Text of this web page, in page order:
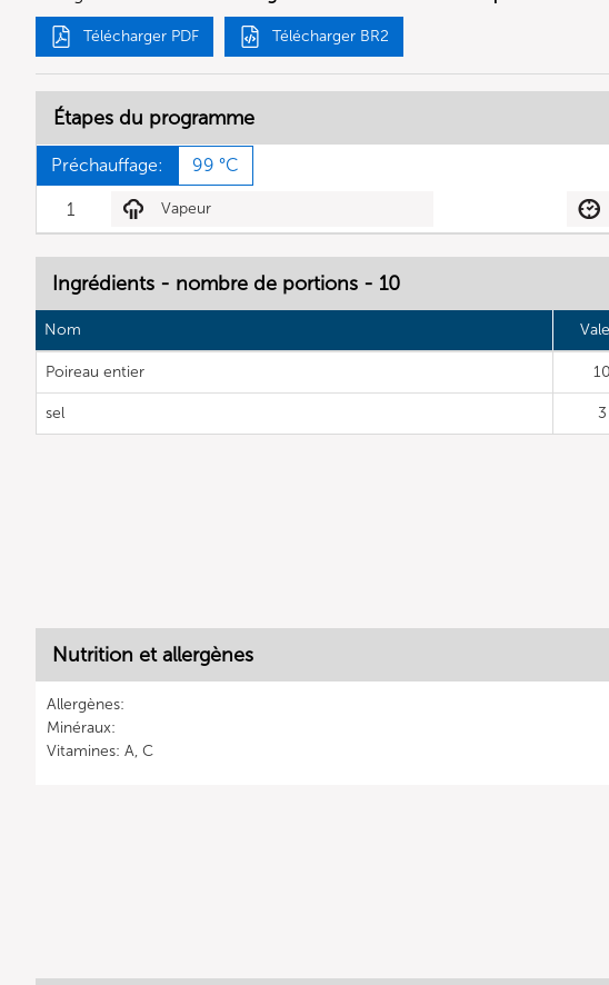
Télécharger PDF Télécharger BR2
Étapes du programme
Préchauffage: 99 °C
1 Vapeur
Ingrédients - nombre de portions - 10
Nom
Poireau entier 10
sel 3
Nutrition et allergènes
Allergènes:
Minéraux:
Vitamines: A, C